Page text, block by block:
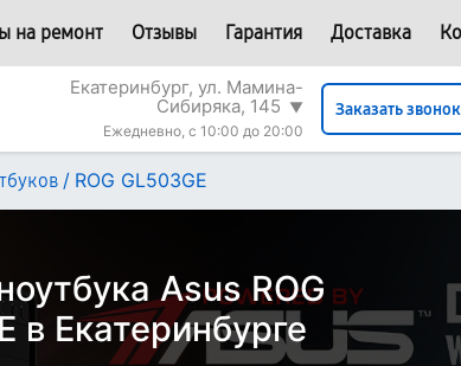
на ремонт Отзывы Гарантия Доставка
Екатеринбург, ул. Мамина-
Сибиряка, 145 ▼
Ежедневно, с 10:00 до 20:00
Заказать звонок
/ ROG GL503GE
Asus ROG
в Екатеринбурге